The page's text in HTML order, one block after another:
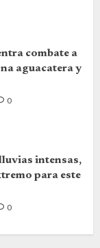
combate a
aguacatera y
0
intensas,
para este
0